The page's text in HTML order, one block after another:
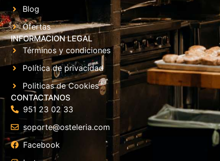
Blog
Ofertas
INFORMACION LEGAL
Términos y condiciones
Política de privacidad
Politicas de Cookies
CONTACTANOS
951 23 02 33
soporte@osteleria.com
Facebook